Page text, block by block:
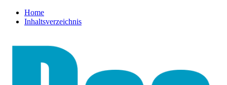
Home
Inhaltsverzeichnis